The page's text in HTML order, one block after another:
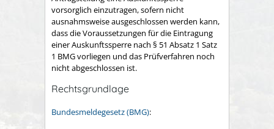
vorsorglich einzutragen, sofern nicht
ausnahmsweise ausgeschlossen werden kann,
dass die Voraussetzungen für die Eintragung
einer Auskunftssperre nach § 51 Absatz 1 Satz
1 BMG vorliegen und das Prüfverfahren noch
nicht abgeschlossen ist.
Rechtsgrundlage
Bundesmeldegesetz (BMG):